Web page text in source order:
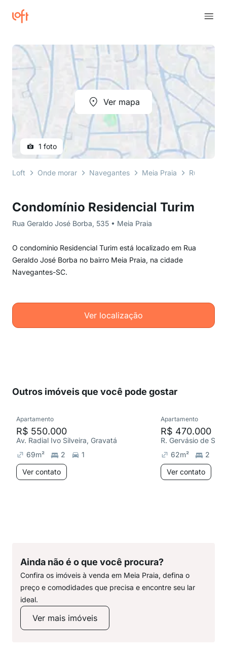
Condomínio Residencial Turim
Rua Geraldo José Borba, 535 • Meia Praia
O condomínio Residencial Turim está localizado em Rua
Geraldo José Borba no bairro Meia Praia, na cidade
Navegantes-SC.
Ver localização
Ver mapa
1 foto
Loft Onde morar Navegantes Meia Praia Rua
Outros imóveis que você pode gostar
Apartamento
R$ 550.000
Av. Radial Ivo Silveira, Gravatá
69m² 2
1
Ver contato
Apartamento
R$ 470.000
R. Gervásio de
62m² 2
Ver contato
Ainda não é o que você procura?
Confira os imóveis à venda em Meia Praia, defina o
preço e comodidades que precisa e encontre seu lar
ideal.
Ver mais imóveis